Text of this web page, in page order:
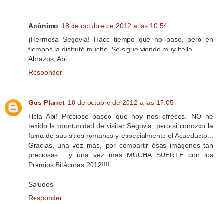
Anónimo 18 de octubre de 2012 a las 10:54
¡Hermosa Segovia! Hace tiempo que no paso, pero en
tiempos la disfruté mucho. Se sigue viendo muy bella.
Abrazos, Abi.
Responder
Gus Planet 18 de octubre de 2012 a las 17:05
Hola Abi! Precioso paseo que hoy nos ofreces. NO he
tenido la oportunidad de visitar Segovia, pero si conozco la
fama de sus sitios romanos y especialmente el Acueducto...
Gracias, una vez más, por compartir ésas imágenes tan
preciosas... y una vez más MUCHA SUERTE con los
Premios Bitácoras 2012!!!!
Saludos!
Responder